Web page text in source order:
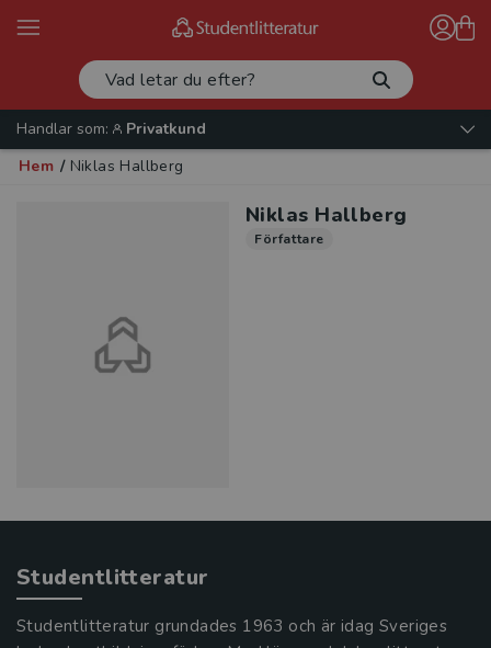
Handlar som:
Privatkund
Hem / Niklas Hallberg
Niklas Hallberg
Författare
Studentlitteratur
Studentlitteratur grundades 1963 och är idag Sveriges